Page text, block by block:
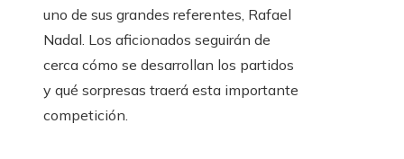
uno de sus grandes referentes, Rafael
Nadal. Los aficionados seguirán de
cerca cómo se desarrollan los partidos
y qué sorpresas traerá esta importante
competición.